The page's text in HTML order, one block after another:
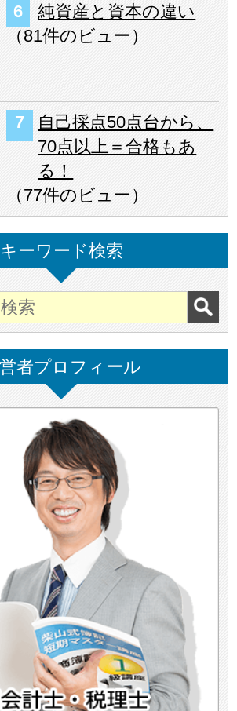
純資産と資本の違い
（81件のビュー ）
自己採点50点台から、
70点以上＝合格もあ
る！
（77件のビュー ）
キーワード検索
者プロフィール